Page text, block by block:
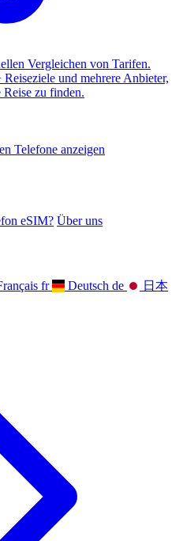
Vergleichen von Tarifen.
und mehrere Anbieter,
zu finden.
Telefone anzeigen
eSIM? Über uns
fr Deutsch de
日本